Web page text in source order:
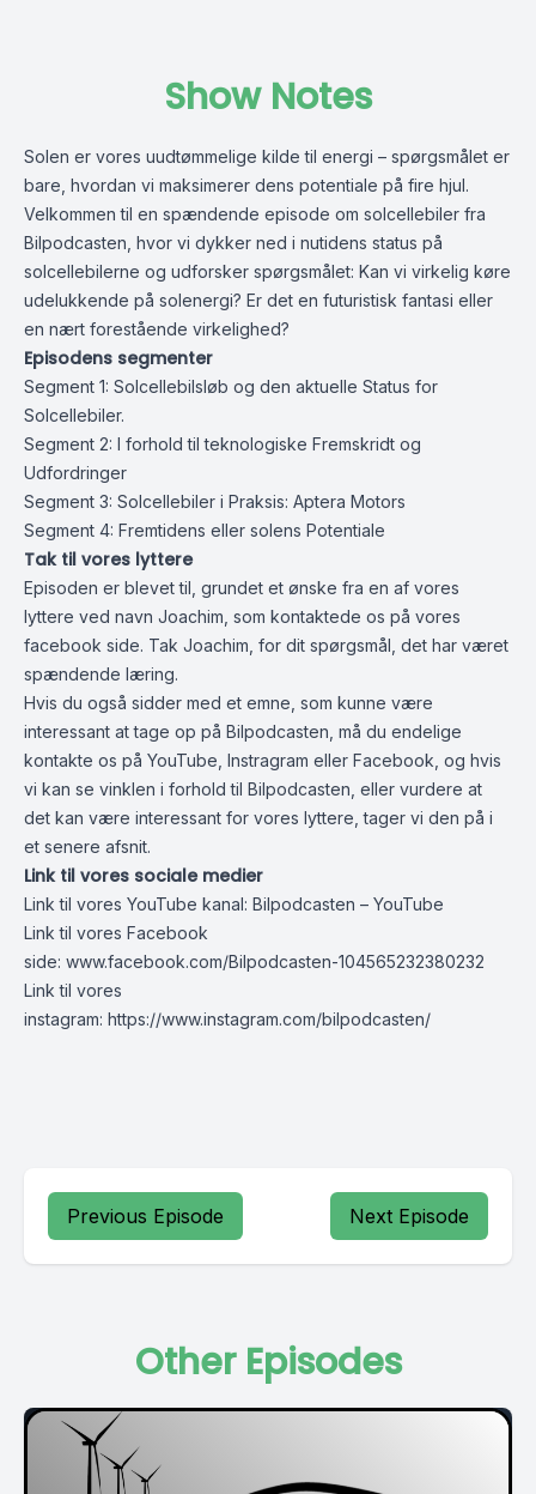
Show Notes
Solen er vores uudtømmelige kilde til energi – spørgsmålet er
bare, hvordan vi maksimerer dens potentiale på fire hjul.
Velkommen til en spændende episode om solcellebiler fra
Bilpodcasten, hvor vi dykker ned i nutidens status på
solcellebilerne og udforsker spørgsmålet: Kan vi virkelig køre
udelukkende på solenergi? Er det en futuristisk fantasi eller
en nært forestående virkelighed?
Episodens segmenter
Segment 1: Solcellebilsløb og den aktuelle Status for
Solcellebiler.
Segment 2: I forhold til teknologiske Fremskridt og
Udfordringer
Segment 3: Solcellebiler i Praksis: Aptera Motors
Segment 4: Fremtidens eller solens Potentiale
Tak til vores lyttere
Episoden er blevet til, grundet et ønske fra en af vores
lyttere ved navn Joachim, som kontaktede os på vores
facebook side. Tak Joachim, for dit spørgsmål, det har været
spændende læring.
Hvis du også sidder med et emne, som kunne være
interessant at tage op på Bilpodcasten, må du endelige
kontakte os på YouTube, Instragram eller Facebook, og hvis
vi kan se vinklen i forhold til Bilpodcasten, eller vurdere at
det kan være interessant for vores lyttere, tager vi den på i
et senere afsnit.
Link til vores sociale medier
Link til vores YouTube kanal: Bilpodcasten – YouTube
Link til vores Facebook
side: www.facebook.com/Bilpodcasten-104565232380232
Link til vores
instagram: https://www.instagram.com/bilpodcasten/
Previous Episode Next Episode
Other Episodes